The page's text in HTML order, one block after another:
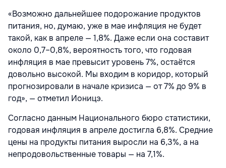
«Возможно дальнейшее подорожание продуктов
питания, но, думаю, уже в мае инфляция не будет
такой, как в апреле — 1,8%. Даже если она составит
около 0,7–0,8%, вероятность того, что годовая
инфляция в мае превысит уровень 7%, остаётся
довольно высокой. Мы входим в коридор, который
прогнозировали в начале кризиса — от 7% до 9% в
год», — отметил Ионицэ.
Согласно данным Национального бюро статистики,
годовая инфляция в апреле достигла 6,8%. Средние
цены на продукты питания выросли на 6,3%, а на
непродовольственные товары — на 7,1%.